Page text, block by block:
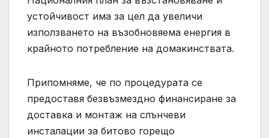
устойчивост има за цел да увеличи
използването на възобновяема енергия в
крайното потребление на домакинствата.
Припомняме, че по процедурата се
предоставя безвъзмездно финансиране за
доставка и монтаж на слънчеви
инсталации за битово горещо